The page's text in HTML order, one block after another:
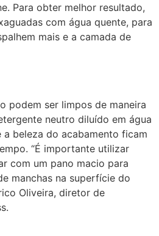
Para obter melhor resultado,
com água quente, para
mais e a camada de
podem ser limpos de maneira
neutro diluído em água
a beleza do acabamento ficam
“É importante utilizar
com um pano macio para
manchas na superfície do
Oliveira, diretor de